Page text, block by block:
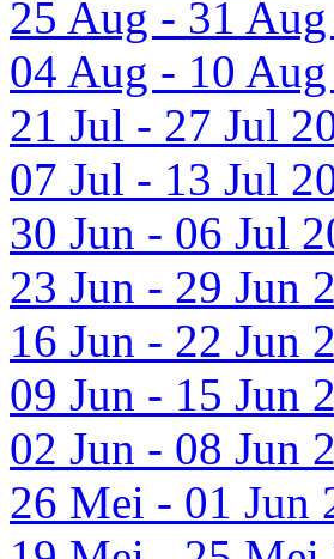
25 Aug - 31
04 Aug - 10
21 Jul - 27 Jul
07 Jul - 13 Jul
30 Jun - 06 Jul
23 Jun - 29 Jun
16 Jun - 22 Jun
09 Jun - 15 Jun
02 Jun - 08 Jun
26 Mei - 01 Jun